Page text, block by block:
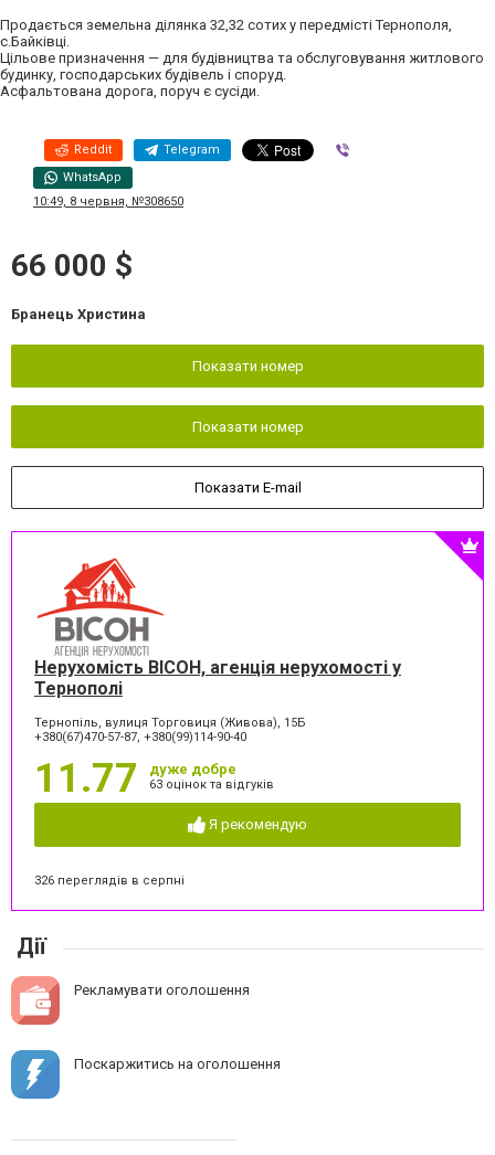
Продається земельна ділянка 32,32 сотих у передмісті Тернополя,
с.Байківці.
Цільове призначення — для будівництва та обслуговування житлового
будинку, господарських будівель і споруд.
Асфальтована дорога, поруч є сусіди.
Reddit Telegram
WhatsApp
10:49, 8 червня, №308650
66 000 $
Бранець Христина
Показати номер
Показати номер
Показати E-mail
Нерухомість ВІСОН, агенція нерухомості у
Тернополі
Тернопіль, вулиця Торговиця (Живова), 15Б
+380(67)470-57-87, +380(99)114-90-40
11.77 дуже добре
63 оцінок та відгуків
Я рекомендую
326 переглядів в серпні
Дії
Рекламувати оголошення
Поскаржитись на оголошення